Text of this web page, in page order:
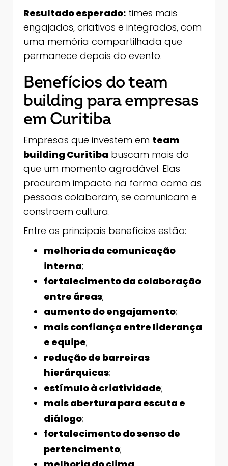
Resultado esperado: times mais
engajados, criativos e integrados, com
uma memória compartilhada que
permanece depois do evento.
Benefícios do team
building para empresas
em Curitiba
Empresas que investem em team
building Curitiba buscam mais do
que um momento agradável. Elas
procuram impacto na forma como as
pessoas colaboram, se comunicam e
constroem cultura.
Entre os principais benefícios estão:
melhoria da comunicação
interna;
fortalecimento da colaboração
entre áreas;
aumento do engajamento;
mais confiança entre liderança
e equipe;
redução de barreiras
hierárquicas;
estímulo à criatividade;
mais abertura para escuta e
diálogo;
fortalecimento do senso de
pertencimento;